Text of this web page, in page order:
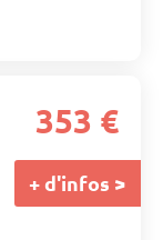
353 €
+ d'infos >